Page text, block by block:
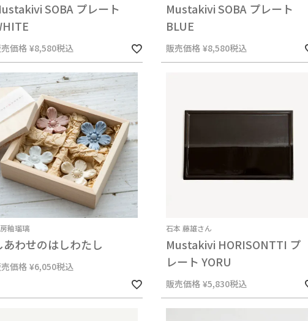
SOBA プレート
価格 ¥8,580税込
Mustakivi SOBA プレート
BLUE
販売価格 ¥8,580税込
釉瑠璃
あわせのはしわたし
価格 ¥6,050税込
石本 藤雄さん
Mustakivi HORISONTTI プ
レート YORU
販売価格 ¥5,830税込